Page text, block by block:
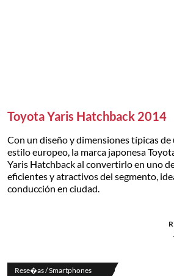
Toyota Yaris Hatchback 2014
Con un diseño y dimensiones típicas
estilo europeo, la marca japonesa
Yaris Hatchback al convertirlo en uno
eficientes y atractivos del segmento,
conducción en ciudad.
Rese�as / Smartphones